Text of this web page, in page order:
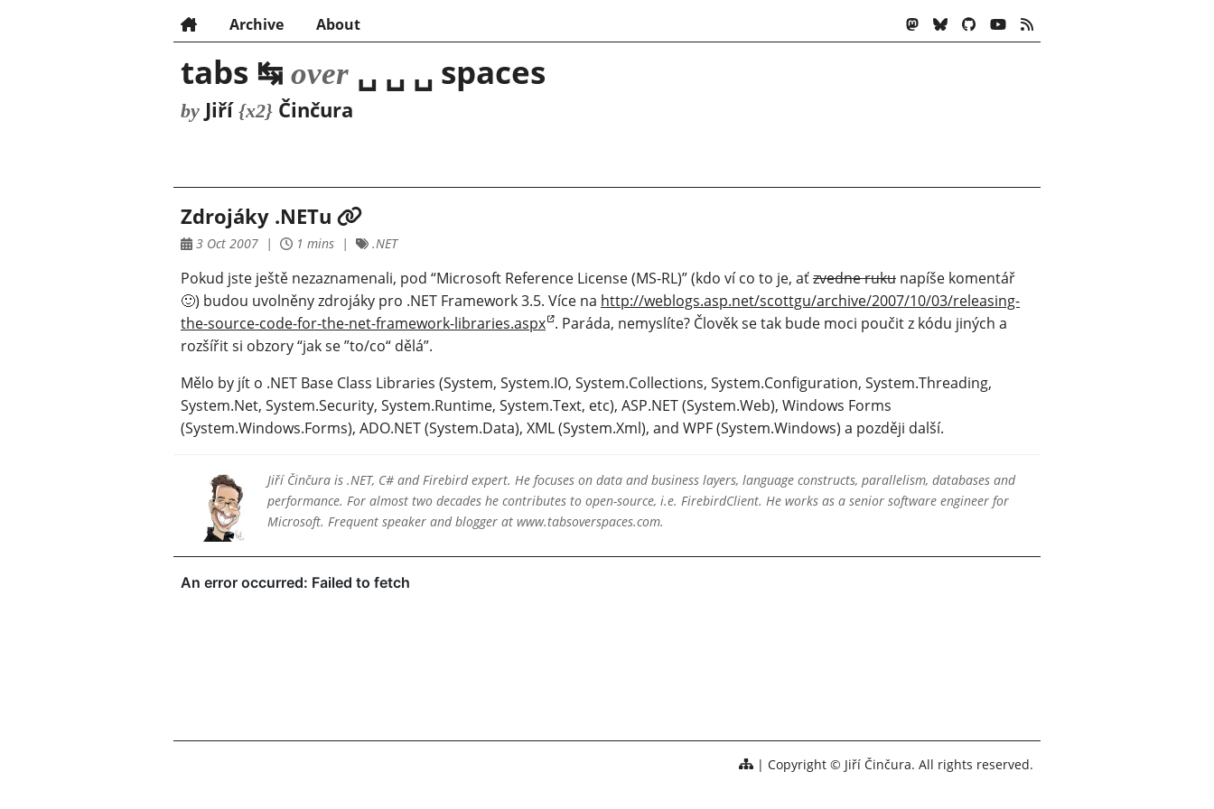
Archive About
tabs ↹ over ␣ ␣ ␣ spaces
by Jiří {x2} Činčura
Zdrojáky .NETu
3 Oct 2007 1 mins .NET
Pokud jste ještě nezaznamenali, pod “Microsoft Reference License (MS-RL)” (kdo ví co to je, aťzvedne ruku napíše komentář
🙂) budou uvolněny zdrojáky pro .NET Framework 3.5. Více na http://weblogs.asp.net/scottgu/archive/2007/10/03/releasing-
the-source-code-for-the-net-framework-libraries.aspx . Paráda, nemyslíte? Člověk se tak bude moci poučit z kódu jiných a
rozšířit si obzory “jak se ”to/co“ dělá”.
Mělo by jít o .NET Base Class Libraries (System, System.IO, System.Collections, System.Configuration, System.Threading,
System.Net, System.Security, System.Runtime, System.Text, etc), ASP.NET (System.Web), Windows Forms
(System.Windows.Forms), ADO.NET (System.Data), XML (System.Xml), and WPF (System.Windows) a později další.
Jiří Činčura is .NET, C# and Firebird expert. He focuses on data and business layers, language constructs, parallelism, databases and
performance. For almost two decades he contributes to open-source, i.e. FirebirdClient. He works as a senior software engineer for
Microsoft. Frequent speaker and blogger at www.tabsoverspaces.com.
Copyright © Jiří Činčura. All rights reserved.